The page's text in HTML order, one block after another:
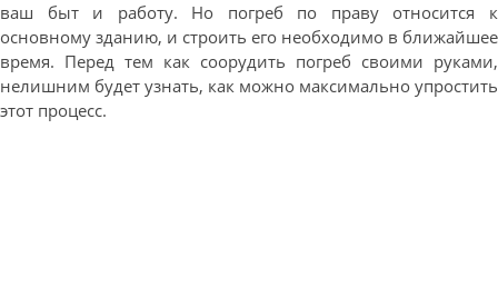
ваш быт и работу. Но погреб по праву относится к
основному зданию, и строить его необходимо в ближайшее
время. Перед тем как соорудить погреб своими руками,
нелишним будет узнать, как можно максимально упростить
этот процесс.